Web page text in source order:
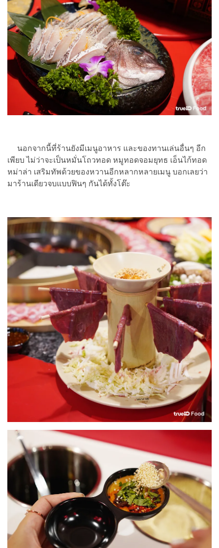
นอกจากนี้ที่ร้านยังมีเมนูอาหาร และของทานเล่นอื่นๆ อีก
เพียบ ไม่ว่าจะเป็นหมั่นโถวทอด หมูทอดจอมยุทธ เอ็นไก้ทอด
หม่าล่า เสริมทัพด้วยของหวานอีกหลากหลายเมนู บอกเลยว่า
มาร้านเดียวจบแบบฟินๆ กันได้ทั้งโต๊ะ